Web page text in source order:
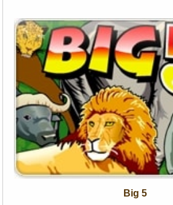
Big 5